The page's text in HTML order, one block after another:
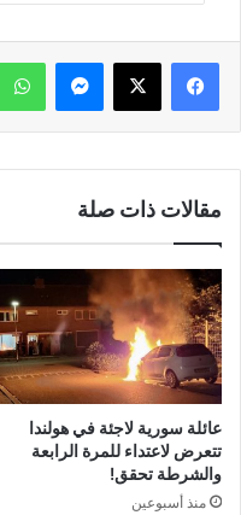
فيسبوك ‫X ماسنجر
مقالات ذات صلة
عائلة سورية لاجئة في هولندا
تتعرض لاعتداء للمرة الرابعة
والشرطة تحقق!
منذ أسبوعين